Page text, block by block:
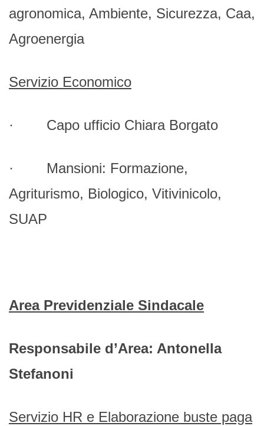
agronomica, Ambiente, Sicurezza, Caa,
Agroenergia
Servizio Economico
· Capo ufficio Chiara Borgato
· Mansioni: Formazione,
Agriturismo, Biologico, Vitivinicolo,
SUAP
Area Previdenziale Sindacale
Responsabile d’Area: Antonella
Stefanoni
Servizio HR e Elaborazione buste paga